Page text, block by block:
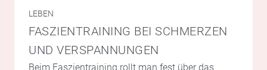
LEBEN
FASZIENTRAINING BEI SCHMERZEN
UND VERSPANNUNGEN
Beim Faszientraining rollt man fest über das